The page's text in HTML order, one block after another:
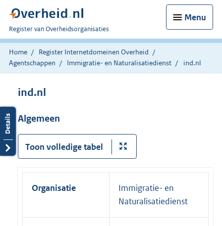
Menu
U
bent
nu
hier:
Register van Overheidsorganisaties
Home
Register Internetdomeinen Overheid
Agentschappen
Immigratie- en Naturalisatiedienst ind.nl
ind.nl
Algemeen
Toon volledige tabel
Organisatie
Immigratie- en
Naturalisatiedienst